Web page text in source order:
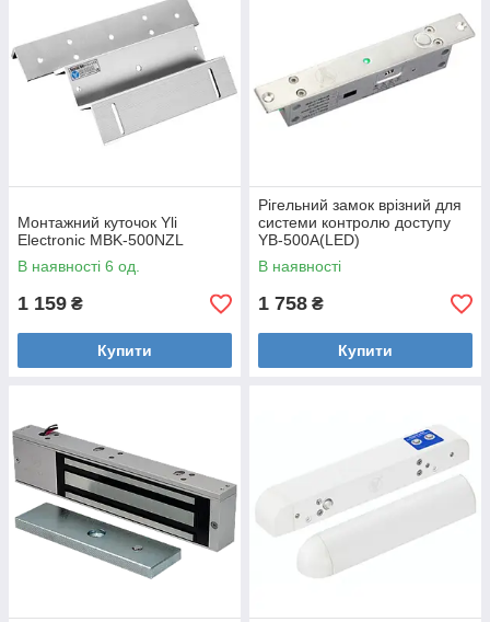
Монтажний куточок Yli
Electronic MBK-500NZL
В наявності 6 од.
1 159 ₴
Купити
Рігельний замок врізний для
системи контролю доступу
YB-500A(LED)
В наявності
1 758 ₴
Купити